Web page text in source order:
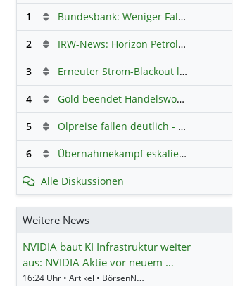
1
Bundesbank: Weniger Falschgeld in Deutschland
2 IRW-News: Horizon Petroleum Ltd. : Horizon Petroleum beginnt mit der Testförderung im Projekt Lachowice in Polen und schließt die Platzierung einer überzeichneten Wandelanleihe ab
3 Erneuter Strom-Blackout legt ganz Kuba lahm
4 Gold beendet Handelswoche mit Knall: Barrick Mining – Ist diese Aktie wieder ein Kauf?
5 Ölpreise fallen deutlich - Fortschritte zwischen USA und Iran belasten
6 Übernahmekampf eskaliert: Wird die Commerzbank italienisch?
Alle Diskussionen
Weitere News
NVIDIA baut KI Infrastruktur weiter
aus: NVIDIA Aktie vor neuem …
16:24 Uhr • Artikel • BörsenNEWS.de